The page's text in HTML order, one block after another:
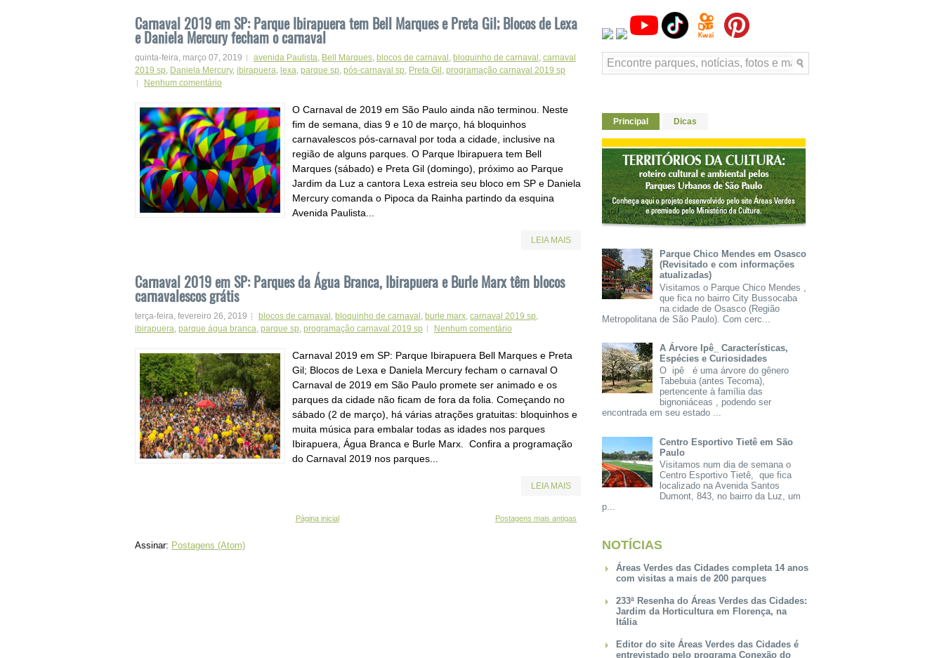
Carnaval 2019 em SP: Parque Ibirapuera tem Bell Marques e Preta Gil; Blocos de Lexa
e Daniela Mercury fecham o carnaval
quinta-feira, março 07, 2019 avenida Paulista Bell Marques blocos de carnaval bloquinho de carnaval carnaval
2019 sp Daniela Mercury, ibirapuera lexa parque sp pós-carnaval sp Preta Gil programação carnaval 2019 sp
Nenhum comentário
O Carnaval de 2019 em São Paulo ainda não terminou. Neste
fim de semana, dias 9 e 10 de março, há bloquinhos
carnavalescos pós-carnaval por toda a cidade, inclusive na
região de alguns parques. O Parque Ibirapuera tem Bell
Marques (sábado) e Preta Gil (domingo), próximo ao Parque
Jardim da Luz a cantora Lexa estreia seu bloco em SP e Daniela
Mercury comanda o Pipoca da Rainha partindo da esquina
Avenida Paulista...
LEIA MAIS
Carnaval 2019 em SP: Parques da Água Branca, Ibirapuera e Burle Marx têm blocos
carnavalescos grátis
terça-feira, fevereiro 26, 2019 blocos de carnaval bloquinho de carnaval burle marx carnaval 2019 sp
ibirapuera parque água branca parque sp programação carnaval 2019 sp Nenhum comentário
Carnaval 2019 em SP: Parque Ibirapuera Bell Marques e Preta
Gil; Blocos de Lexa e Daniela Mercury fecham o carnaval O
Carnaval de 2019 em São Paulo promete ser animado e os
parques da cidade não ficam de fora da folia. Começando no
sábado (2 de março), há várias atrações gratuitas: bloquinhos e
muita música para embalar todas as idades nos parques
Ibirapuera, Água Branca e Burle Marx. Confira a programação
do Carnaval 2019 nos parques...
LEIA MAIS
Postagens mais antigas
Página inicial
Assinar: Postagens (Atom)
Principal Dicas
Parque Chico Mendes em Osasco
(Revisitado e com informações
atualizadas)
Visitamos o Parque Chico Mendes ,
que fica no bairro City Bussocaba
na cidade de Osasco (Região
Metropolitana de São Paulo). Com cerc...
A Árvore Ipê_ Características,
Espécies e Curiosidades
O ipê é uma árvore do gênero
Tabebuia (antes Tecoma),
pertencente à família das
bignoniáceas , podendo ser
encontrada em seu estado ...
Centro Esportivo Tietê em São
Paulo
Visitamos num dia de semana o
Centro Esportivo Tietê, que fica
localizado na Avenida Santos
Dumont, 843, no bairro da Luz, um
p...
NOTÍCIAS
Áreas Verdes das Cidades completa 14 anos
com visitas a mais de 200 parques
233ª Resenha do Áreas Verdes das Cidades:
Jardim da Horticultura em Florença, na
Itália
Editor do site Áreas Verdes das Cidades é
entrevistado pelo programa Conexão do